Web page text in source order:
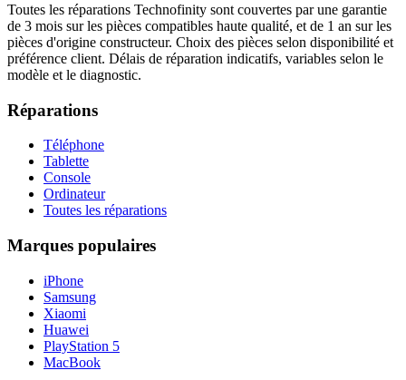
Toutes les réparations Technofinity sont couvertes par une garantie
de 3 mois sur les pièces compatibles haute qualité, et de 1 an sur les
pièces d'origine constructeur. Choix des pièces selon disponibilité et
préférence client. Délais de réparation indicatifs, variables selon le
modèle et le diagnostic.
Réparations
Téléphone
Tablette
Console
Ordinateur
Toutes les réparations
Marques populaires
iPhone
Samsung
Xiaomi
Huawei
PlayStation 5
MacBook